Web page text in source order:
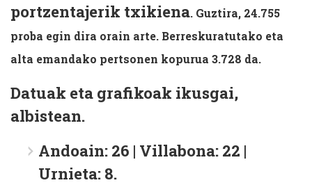
portzentajerik txikiena. Guztira, 24.755
proba egin dira orain arte. Berreskuratutako eta
alta emandako pertsonen kopurua 3.728 da.
Datuak eta grafikoak ikusgai,
albistean.
Andoain: 26 | Villabona: 22 |
Urnieta: 8.